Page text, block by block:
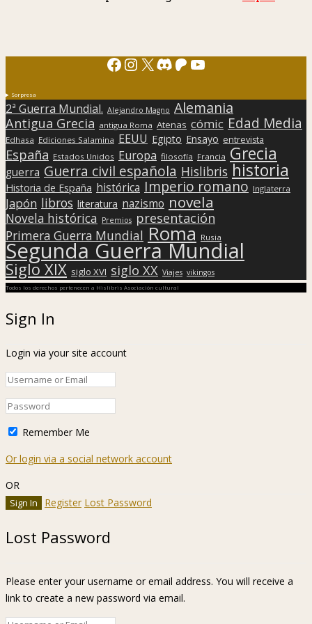
Facebook
Instagram
X Discord
Patreon
YouTube
Sorpresa
2ª Guerra Mundial. Alejandro Magno Alemania
Antigua Grecia antigua Roma Atenas cómic Edad Media
Edhasa Ediciones Salamina EEUU Egipto Ensayo entrevista
España Estados Unidos Europa filosofía Francia Grecia
guerra Guerra civil española Hislibris historia
Historia de España histórica Imperio romano Inglaterra
Japón libros literatura nazismo novela
Novela histórica Premios presentación
Primera Guerra Mundial Roma Rusia
Segunda Guerra Mundial
Siglo XIX siglo XVI siglo XX Viajes vikingos
Todos los derechos pertenecen a Hislibris Asociación cultural
Sign In
Login via your site account
Remember Me
Or login via a social network account
OR
Register Lost Password
Lost Password
Please enter your username or email address. You will receive a
link to create a new password via email.